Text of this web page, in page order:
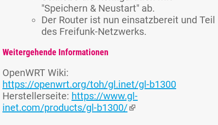
"Speichern & Neustart" ab.
Der Router ist nun einsatzbereit und Teil
des Freifunk-Netzwerks.
Weitergehende Informationen
OpenWRT Wiki:
https://openwrt.org/toh/gl.inet/gl-b1300
Herstellerseite: https://www.gl-
inet.com/products/gl-b1300/